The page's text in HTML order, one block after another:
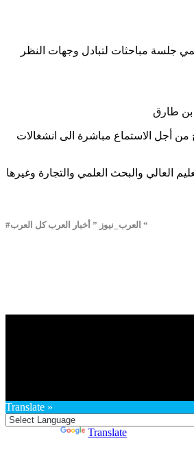
جلسة مباحثات لتبادل وجهات النظر
من أجل الاستماع مباشرة الى انشغالات
العالي والبحث العلمي والتجارة وغيرها
#العرب_نيوز ” أخبار العرب كل العرب “
Translate »
Translate